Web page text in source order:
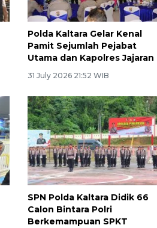
Polda Kaltara Gelar Kenal
Pamit Sejumlah Pejabat
Utama dan Kapolres Jajaran
31 July 2026 21:52 WIB
SPN Polda Kaltara Didik 66
Calon Bintara Polri
Berkemampuan SPKT